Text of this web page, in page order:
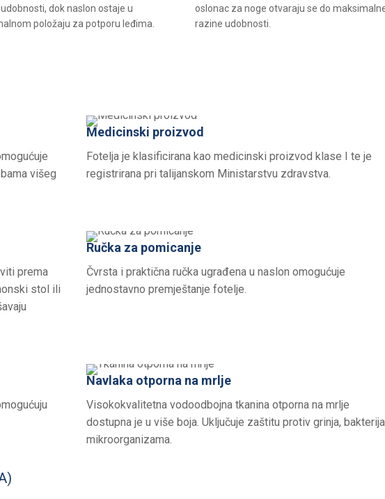
dok naslon ostaje u
položaju za potporu leđima.
oslonac za noge otvaraju se do
razine udobnosti.
višeg
Medicinski proizvod
Fotelja je klasificirana kao medicinski proizvod klase I te je
registrirana pri talijanskom Ministarstvu zdravstva.
prema
stol ili
Ručka za pomicanje
Čvrsta i praktična ručka ugrađena u naslon omogućuje
jednostavno premještanje fotelje.
Navlaka otporna na mrlje
Visokokvalitetna vodoodbojna tkanina otporna na mrlje
dostupna je u više boja. Uključuje zaštitu protiv grinja,
mikroorganizama.